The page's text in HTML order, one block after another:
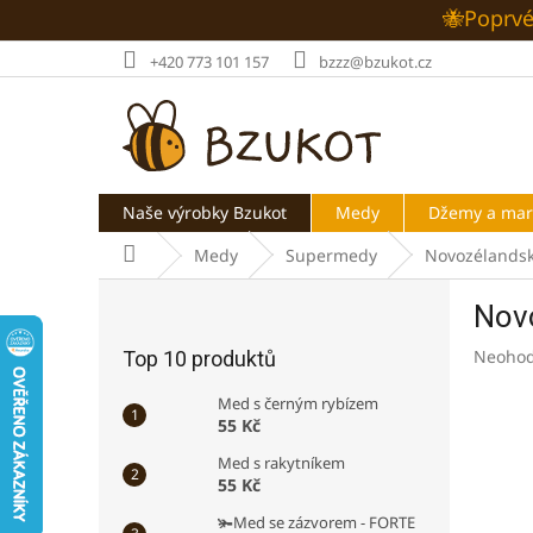
+420 773 101 157 bzzz@bzukot.cz
Naše výrobky Bzukot Medy Džemy a
Domů Medy Supermedy
Top 10 produktů
Med s černým rybízem
55 Kč
Med s rakytníkem
55 Kč
🫚Med se zázvorem - FORTE